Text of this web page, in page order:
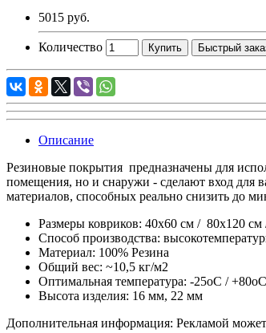
5015 руб.
Количество Купить Быстрый
Описание
Резиновые покрытия предназначены для
помещения, но и снаружи - сделают вход для
материалов, способных реально снизить до
Размеры ковриков: 40x60 см / 80x120 см
Способ производства:
Материал: 100% Резина
Общий вес: ~10,5 кг/м2
Оптимальная температура: -25оC / +80оC
Высота изделия: 16 мм, 22 мм
Дополнительная информация: Рекламой